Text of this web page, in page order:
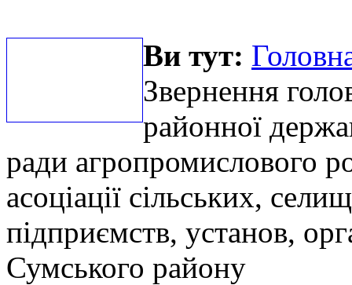
Ви тут:
Звернення
районної
ради агропромислового
асоціації сільських,
підприємств, установ,
Сумського району